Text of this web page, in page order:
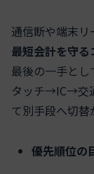
通信断や端末リ
最短会計を守る
最後の一手と
タッチ→IC→交
て別手段へ切替
優先順位の